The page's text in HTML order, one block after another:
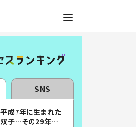
SNS
平成7年に生まれた
双子…その29年後